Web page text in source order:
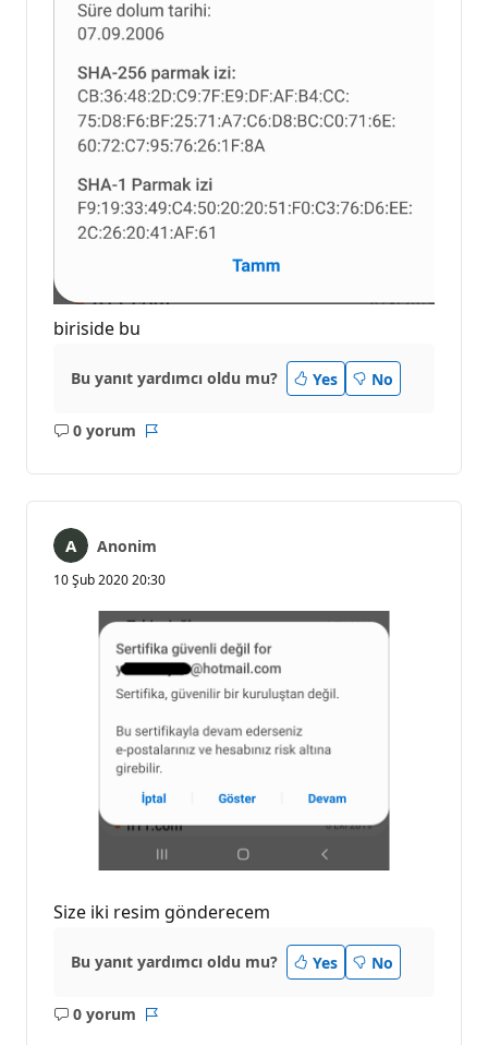
biriside bu
Bu yanıt yardımcı oldu mu? Yes No
0 yorum
Açıklama
Anonim
10 Şub 2020 20:30
Size iki resim gönderecem
Bu yanıt yardımcı oldu mu? Yes No
0 yorum
Açıklama